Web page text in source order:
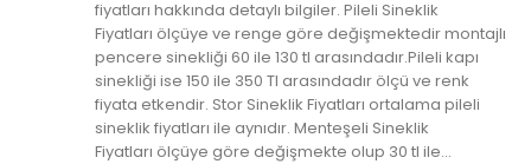
fiyatları hakkında detaylı bilgiler. Pileli Sineklik
Fiyatları ölçüye ve renge göre değişmektedir montajlı
pencere sinekliği 60 ile 130 tl arasındadır.Pileli kapı
sinekliği ise 150 ile 350 Tl arasındadır ölçü ve renk
fiyata etkendir. Stor Sineklik Fiyatları ortalama pileli
sineklik fiyatları ile aynıdır. Menteşeli Sineklik
Fiyatları ölçüye göre değişmekte olup 30 tl ile...